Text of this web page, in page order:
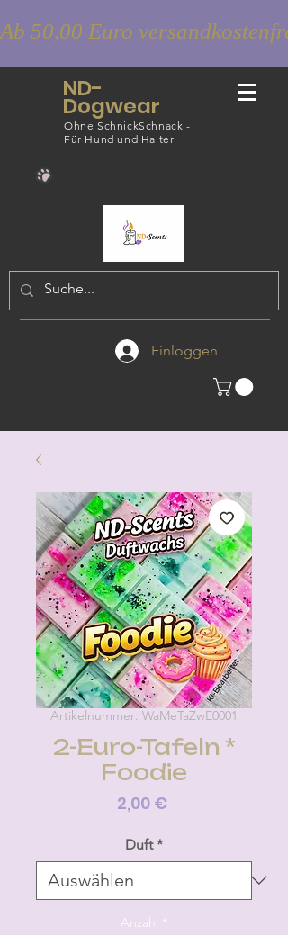
Ab 50,00 Euro versandkostenfrei
ND-
Dogwear
Ohne SchnickSchnack -
Für Hund und Halter
Einloggen
Artikelnummer: WaMeTaZwE0001
2-Euro-Tafeln *
Foodie
2,00 €Preis
Duft *
Anzahl *